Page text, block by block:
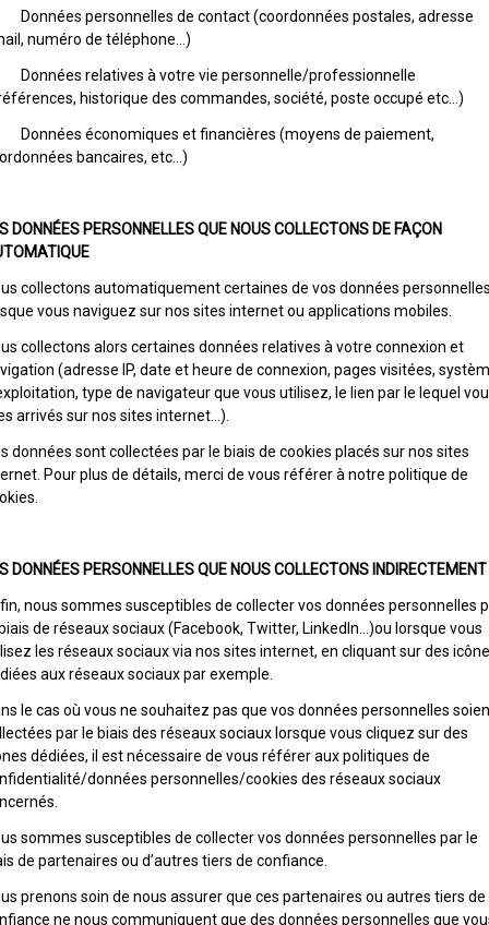
personnelles de contact (coordonnées postales, adresse
numéro de téléphone…)
relatives à votre vie personnelle/professionnelle
historique des commandes, société, poste occupé etc…)
économiques et financières (moyens de paiement,
bancaires, etc…)
DONNÉES PERSONNELLES QUE NOUS COLLECTONS DE FAÇON
collectons automatiquement certaines de vos données
vous naviguez sur nos sites internet ou applications mobiles.
collectons alors certaines données relatives à votre connexion et
(adresse IP, date et heure de connexion, pages visitées,
type de navigateur que vous utilisez, le lien par le lequel
arrivés sur nos sites internet…).
données sont collectées par le biais de cookies placés sur nos sites
Pour plus de détails, merci de vous référer à notre politique de
DONNÉES PERSONNELLES QUE NOUS COLLECTONS INDIRECTEMENT
nous sommes susceptibles de collecter vos données personnelles
de réseaux sociaux (Facebook, Twitter, LinkedIn…)ou lorsque vous
les réseaux sociaux via nos sites internet, en cliquant sur des
aux réseaux sociaux par exemple.
le cas où vous ne souhaitez pas que vos données personnelles
par le biais des réseaux sociaux lorsque vous cliquez sur des
dédiées, il est nécessaire de vous référer aux politiques de
données personnelles/cookies des réseaux sociaux
sommes susceptibles de collecter vos données personnelles par le
de partenaires ou d’autres tiers de confiance.
prenons soin de nous assurer que ces partenaires ou autres tiers de
ne nous communiquent que des données personnelles que